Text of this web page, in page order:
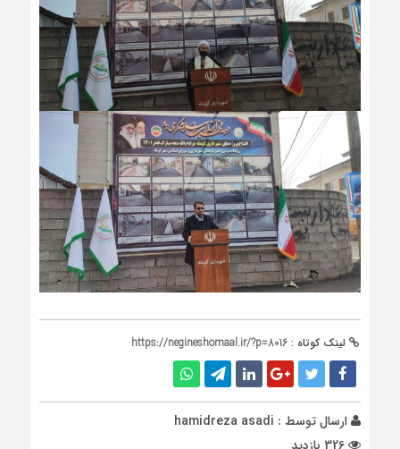
لینک کوتاه : https://negineshomaal.ir/?p=8016
ارسال توسط : hamidreza asadi